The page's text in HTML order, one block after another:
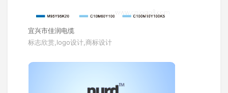
宜兴市佳润电缆
标志欣赏,logo设计,商标设计